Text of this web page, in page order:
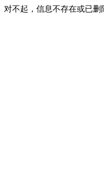
对不起，信息不存在或已删